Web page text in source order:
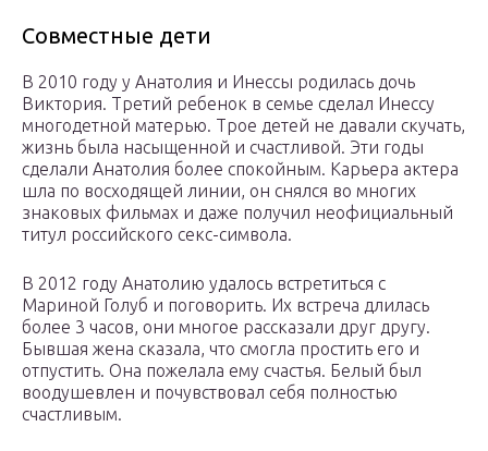
Совместные дети
В 2010 году у Анатолия и Инессы родилась дочь
Виктория. Третий ребенок в семье сделал Инессу
многодетной матерью. Трое детей не давали скучать,
жизнь была насыщенной и счастливой. Эти годы
сделали Анатолия более спокойным. Карьера актера
шла по восходящей линии, он снялся во многих
знаковых фильмах и даже получил неофициальный
титул российского секс-символа.
В 2012 году Анатолию удалось встретиться с
Мариной Голуб и поговорить. Их встреча длилась
более 3 часов, они многое рассказали друг другу.
Бывшая жена сказала, что смогла простить его и
отпустить. Она пожелала ему счастья. Белый был
воодушевлен и почувствовал себя полностью
счастливым.